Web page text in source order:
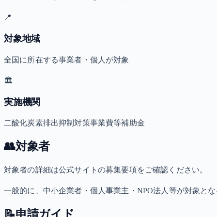
📍
対象地域
全国に所在する事業者・個人が対象
🏛️
実施機関
二酸化炭素排出抑制対策事業費等補助金
👥対象者
対象者の詳細は公式サイトの募集要項をご確認ください。
一般的に、中小企業者・個人事業主・NPO法人等が対象とな
📝申請ガイド